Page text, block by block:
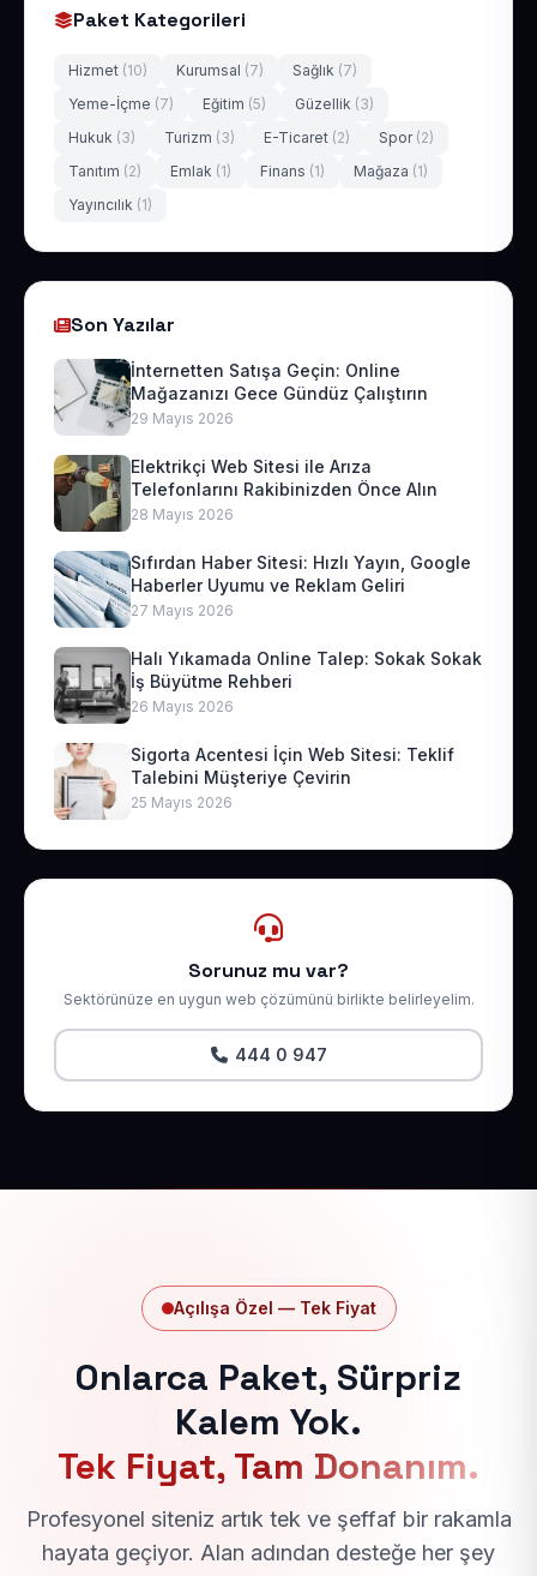
Paket Kategorileri
Hizmet (10) Kurumsal (7) Sağlık (7)
Yeme-İçme (7) Eğitim (5) Güzellik (3)
Hukuk (3) Turizm (3) E-Ticaret (2) Spor (2)
Tanıtım (2) Emlak (1) Finans (1) Mağaza (1)
Yayıncılık (1)
Son Yazılar
İnternetten Satışa Geçin: Online
Mağazanızı Gece Gündüz Çalıştırın
29 Mayıs 2026
Elektrikçi Web Sitesi ile Arıza
Telefonlarını Rakibinizden Önce Alın
28 Mayıs 2026
Sıfırdan Haber Sitesi: Hızlı Yayın, Google
Haberler Uyumu ve Reklam Geliri
27 Mayıs 2026
Halı Yıkamada Online Talep: Sokak Sokak
İş Büyütme Rehberi
26 Mayıs 2026
Sigorta Acentesi İçin Web Sitesi: Teklif
Talebini Müşteriye Çevirin
25 Mayıs 2026
Sorunuz mu var?
Sektörünüze en uygun web çözümünü birlikte belirleyelim.
444 0 947
Açılışa Özel — Tek Fiyat
Onlarca Paket, Sürpriz
Kalem Yok.
Tek Fiyat, Tam Donanım.
Profesyonel siteniz artık tek ve şeffaf bir rakamla
hayata geçiyor. Alan adından desteğe her şey